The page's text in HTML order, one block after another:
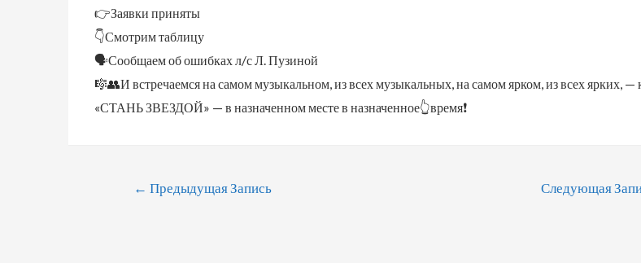
👉Заявки приняты
👇Смотрим таблицу
🗣Сообщаем об ошибках л/с Л. Пузиной
🎼👥И встречаемся на самом музыкальном, из всех музыкальных, на самом ярком, из всех ярких, —
«СТАНЬ ЗВЕЗДОЙ» — в назначенном месте в назначенное👆время❗
← Предыдущая Запись Следующая